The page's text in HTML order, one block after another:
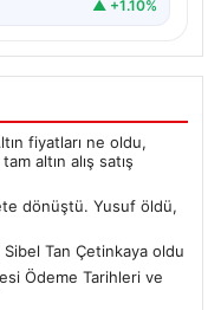
▲ +1.10%
fiyatları ne oldu,
altın alış satış
dönüştü. Yusuf öldü,
Tan Çetinkaya oldu
Ödeme Tarihleri ve